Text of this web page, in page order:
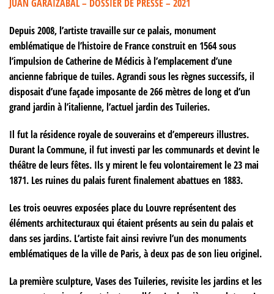
JUAN GARAIZABAL – DOSSIER DE PRESSE – 2021
Depuis 2008, l’artiste travaille sur ce palais, monument
emblématique de l’histoire de France construit en 1564 sous
l’impulsion de Catherine de Médicis à l’emplacement d’une
ancienne fabrique de tuiles. Agrandi sous les règnes successifs, il
disposait d’une façade imposante de 266 mètres de long et d’un
grand jardin à l’italienne, l’actuel jardin des Tuileries.
Il fut la résidence royale de souverains et d’empereurs illustres.
Durant la Commune, il fut investi par les communards et devint le
théâtre de leurs fêtes. Ils y mirent le feu volontairement le 23 mai
1871. Les ruines du palais furent finalement abattues en 1883.
Les trois oeuvres exposées place du Louvre représentent des
éléments architecturaux qui étaient présents au sein du palais et
dans ses jardins. L’artiste fait ainsi revivre l’un des monuments
emblématiques de la ville de Paris, à deux pas de son lieu originel.
La première sculpture, Vases des Tuileries, revisite les jardins et les